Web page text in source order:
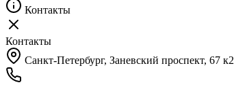
Контакты
Контакты
Санкт-Петербург, ​Заневский проспект, 67 к2